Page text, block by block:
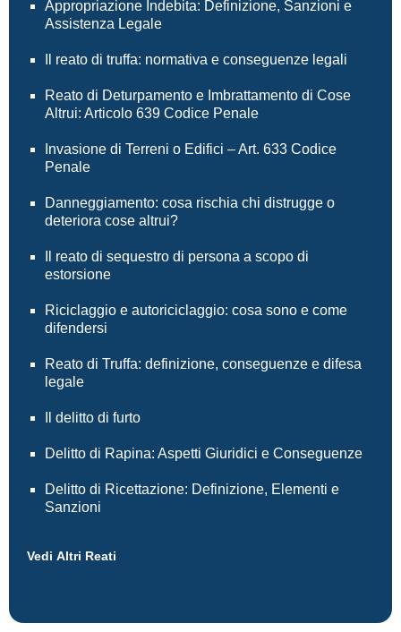
Appropriazione Indebita: Definizione, Sanzioni e
Assistenza Legale
Il reato di truffa: normativa e conseguenze legali
Reato di Deturpamento e Imbrattamento di Cose
Altrui: Articolo 639 Codice Penale
Invasione di Terreni o Edifici – Art. 633 Codice
Penale
Danneggiamento: cosa rischia chi distrugge o
deteriora cose altrui?
Il reato di sequestro di persona a scopo di
estorsione
Riciclaggio e autoriciclaggio: cosa sono e come
difendersi
Reato di Truffa: definizione, conseguenze e difesa
legale
Il delitto di furto
Delitto di Rapina: Aspetti Giuridici e Conseguenze
Delitto di Ricettazione: Definizione, Elementi e
Sanzioni
Vedi Altri Reati